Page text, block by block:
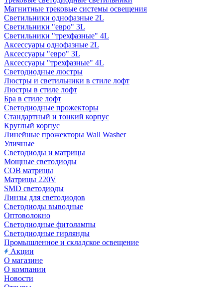
Магнитные трековые системы освещения
Светильники однофазные 2L
Светильники "евро" 3L
Светильники "трехфазные" 4L
Аксессуары однофазные 2L
Аксессуары "евро" 3L
Аксессуары "трехфазные" 4L
Светодиодные люстры
Люстры и светильники в стиле лофт
Люстры в стиле лофт
Бра в стиле лофт
Светодиодные прожекторы
Стандартный и тонкий корпус
Круглый корпус
Линейные прожекторы Wall Washer
Уличные
Светодиоды и матрицы
Мощные светодиоды
COB матрицы
Матрицы 220V
SMD светодиоды
Линзы для светодиодов
Светодиоды выводные
Оптоволокно
Светодиодные фитолампы
Светодиодные гирлянды
Промышленное и складское освещение
Акции
О магазине
О компании
Новости